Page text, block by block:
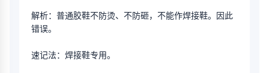
解析：普通胶鞋不防烫、不防砸，不能作焊接鞋。因此
错误。
速记法：焊接鞋专用。